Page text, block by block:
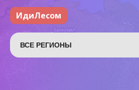
ИдиЛесом
ВСЕ РЕГИОНЫ